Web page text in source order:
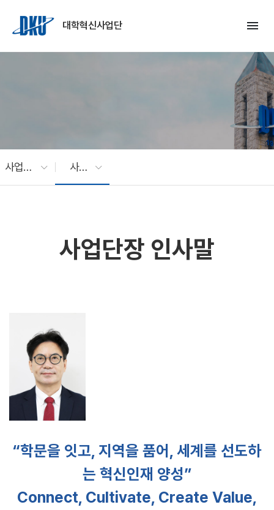
대학혁신사업단
menu
사업소개 사업단장 인사말
사업단장 인사말
“학문을 잇고, 지역을 품어, 세계를 선도하
는 혁신인재 양성”
Connect, Cultivate, Create Value,